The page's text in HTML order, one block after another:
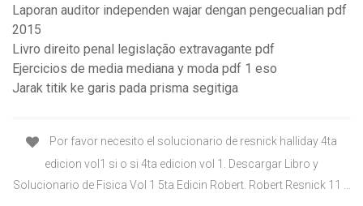
Laporan auditor independen wajar dengan pengecualian pdf
2015
Livro direito penal legislação extravagante pdf
Ejercicios de media mediana y moda pdf 1 eso
Jarak titik ke garis pada prisma segitiga
Por favor necesito el solucionario de resnick halliday 4ta
edicion vol1 si o si 4ta edicion vol 1. Descargar Libro y
Solucionario de Fisica Vol 1 5ta Edicin Robert. Robert Resnick 11 …